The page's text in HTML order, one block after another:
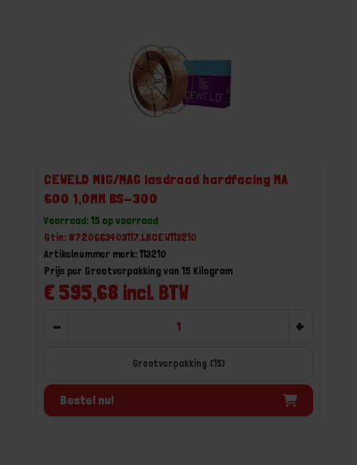
CEWELD MIG/MAG lasdraad hardfacing MA
600 1,0MM BS-300
Voorraad: 15 op voorraad
Gtin: 8720663403117,LBCEW113210
Artikelnummer merk: 113210
€ 595,68 incl. BTW
Prijs per Grootverpakking van 15 Kilogram
- +
Grootverpakking (15)
Bestel nu!